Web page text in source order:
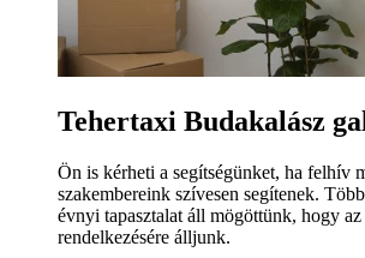
Tehertaxi Budakalász
Ön is kérheti a segítségünket, ha felhív
szakembereink szívesen segítenek.
évnyi tapasztalat áll mögöttünk, hogy az
rendelkezésére álljunk.